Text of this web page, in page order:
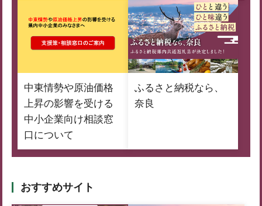
中東情勢や原油価格
上昇の影響を受ける
中小企業向け相談窓
口について
ふるさと納税なら、
奈良
おすすめサイト